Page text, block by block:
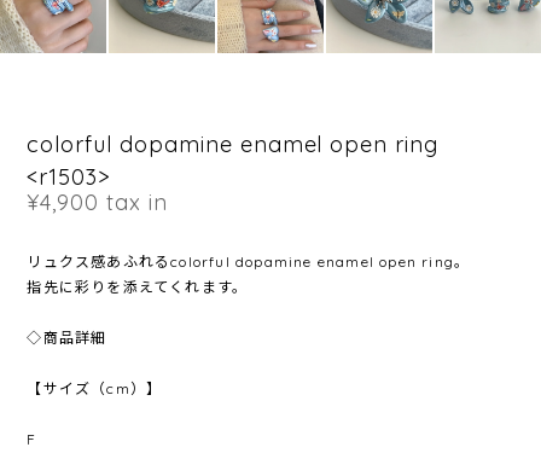
colorful dopamine enamel open ring
<r1503>
¥4,900 tax in
リュクス感あふれるcolorful dopamine enamel open ring。
指先に彩りを添えてくれます。
◇商品詳細
【サイズ（cm）】
F